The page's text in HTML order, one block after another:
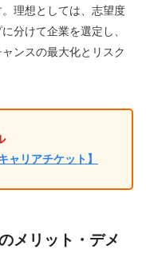
理想としては、志望度
分けて企業を選定し、
ンスの最大化とリスク
ャリアチケット】
メリット・デメ